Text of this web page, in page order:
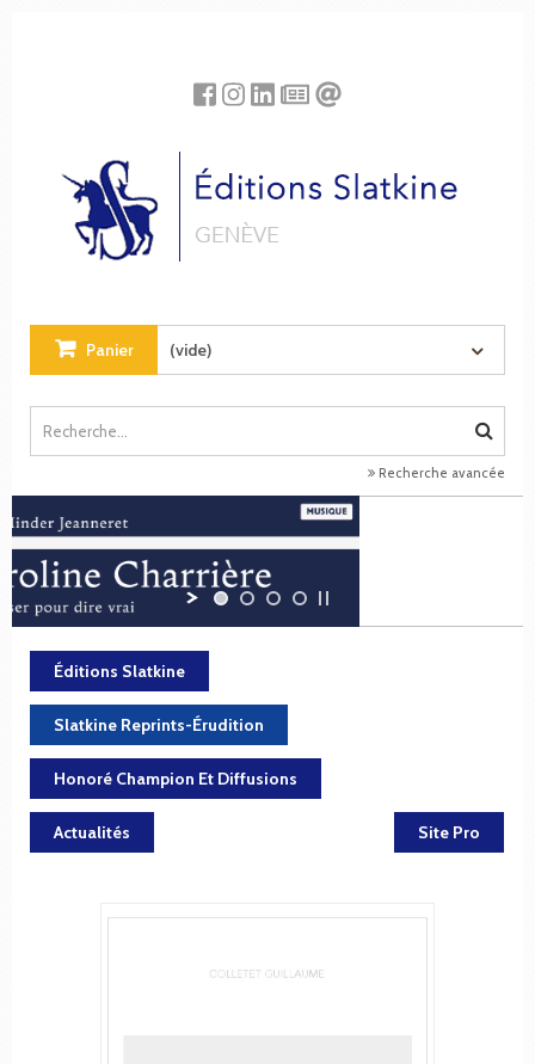
Panier (vide)
Recherche avancée
Éditions Slatkine
Slatkine Reprints-Érudition
Honoré Champion Et Diffusions
Actualités Site Pro